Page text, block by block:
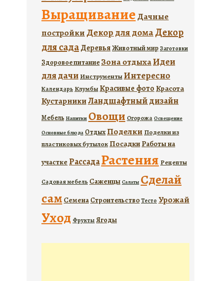
Выращивание Дачные
постройки Декор для домаДекор
для садаДеревьяЖивотный мир Заготовки
Здоровое питание Зона отдыхаИдеи
для дачи ИнструментыИнтересно
Календарь КлумбыКрасивые фото Красота
КустарникиЛандшафтный дизайн
Мебель Напитки Овощи Огорожа Освещение
Основные блюда ОтдыхПоделки Поделки из
пластиковых бутылокПосадки Работы на
участке РассадаРастения Рецепты
Садовая мебель Саженцы Салаты Сделай
сам Семена СтроительствоТесто Урожай
Уход Фрукты Ягоды